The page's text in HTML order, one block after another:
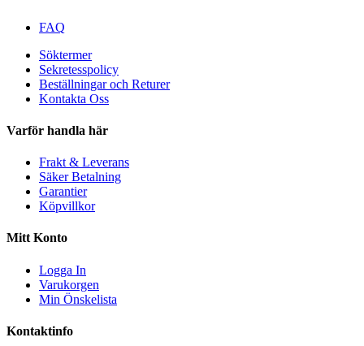
FAQ
Söktermer
Sekretesspolicy
Beställningar och Returer
Kontakta Oss
Varför handla här
Frakt & Leverans
Säker Betalning
Garantier
Köpvillkor
Mitt Konto
Logga In
Varukorgen
Min Önskelista
Kontaktinfo